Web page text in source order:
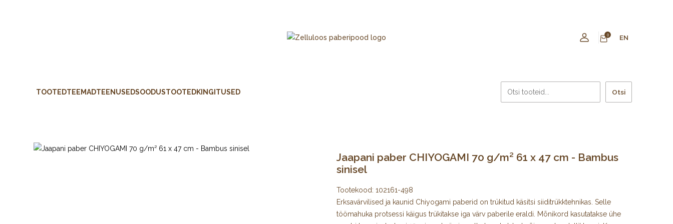
0 EN
TOOTEDTEEMADTEENUSEDSOODUSTOOTEDKINGITUSED Otsi
Jaapani paber CHIYOGAMI 70 g/m² 61 x 47 cm - Bambus
sinisel
Tootekood: 102161-498
Erksavärvilised ja kaunid Chiyogami paberid on trükitud käsitsi siiditrükktehnikas. Selle
töömahuka protsessi käigus trükitakse iga värv paberile eraldi. Mõnikord kasutatakse ühe